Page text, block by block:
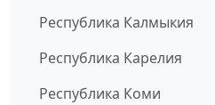
Республика Калмыкия
Республика Карелия
Республика Коми